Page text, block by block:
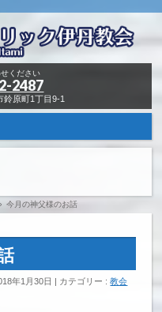
ください
2487
鈴原町1丁目9-1
今月の神父様のお話
年1月30日 カテゴリー :教会